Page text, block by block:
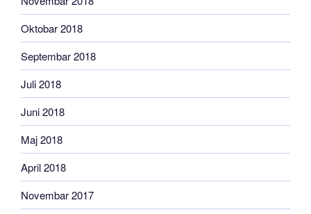
Oktobar 2018
Septembar 2018
Juli 2018
Juni 2018
Maj 2018
April 2018
Novembar 2017